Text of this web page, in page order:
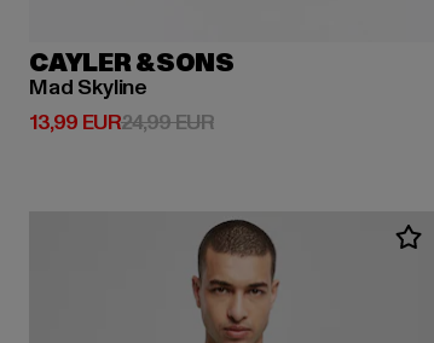
CAYLER & SONS
Mad Skyline
13,99 EUR
Ajankohtainen hinta: 13,99 EUR
24,99 EURKampanjahinta: 24,99 EUR